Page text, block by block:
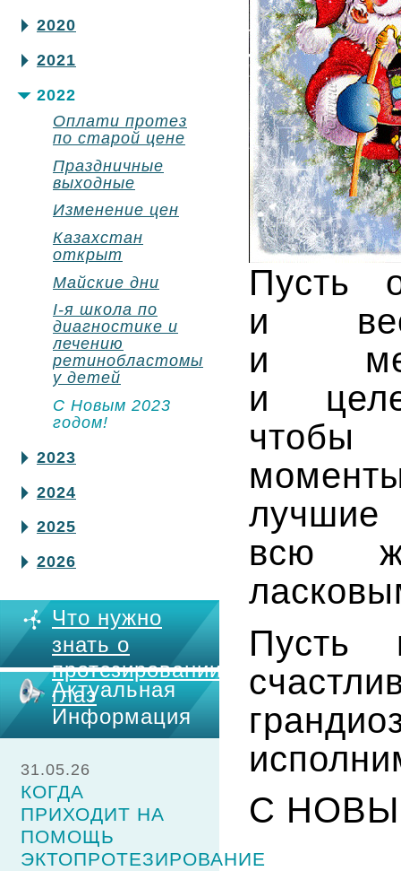
2020
2021
2022
Оплати протез
по старой цене
Праздничные
выходные
Изменение цен
Казахстан
открыт
Майские дни
I-я школа по
диагностике и
лечению
ретинобластомы
у детей
С Новым 2023
годом!
2023
2024
2025
2026
Что нужно
знать о
протезировании
глаз
Актуальная
Информация
31.05.26
КОГДА
ПРИХОДИТ НА
ПОМОЩЬ
ЭКТОПРОТЕЗИРОВАНИЕ
Пусть
и
и
и
чтобы
лучшие
всю
Пусть
С